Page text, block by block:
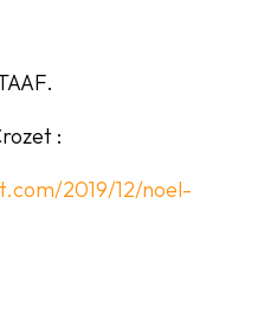
:
2019/12/noel-